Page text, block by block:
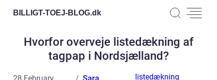
BILLIGT-TOEJ-BLOG.dk
Hvorfor overveje listedækning af
tagpap i Nordsjælland?
listedækning